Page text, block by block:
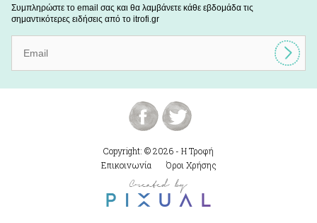
Συμπληρώστε το email σας και θα λαμβάνετε κάθε εβδομάδα τις
σημαντικότερες ειδήσεις από το itrofi.gr
Copyright: © 2026 - Η Τροφή
Επικοινωνία
Όροι Χρήσης